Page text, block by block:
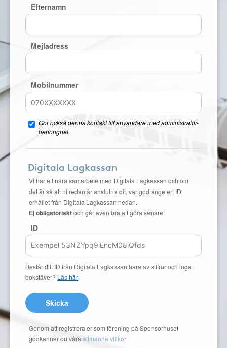
Efternamn
Mejladress
Mobilnummer
Gör också denna kontakt till användare med administratör-
behörighet.
Digitala Lagkassan
Vi har ett nära samarbete med Digitala Lagkassan och om
det är så att ni redan är anslutna dit, var god ange ert ID
erhållet från Digitala Lagkassan nedan.
Ej obligatorisktoch går även bra att göra senare!
ID
Består ditt ID från Digitala Lagkassan bara av siffror och inga
bokstäver? Läs här
Skicka
Genom att registrera er som förening på Sponsorhuset
godkänner du våra allmänna villkor